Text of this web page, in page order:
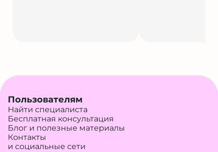
Пользователям
Найти специалиста
Бесплатная консультация
Блог и полезные материалы
Контакты
и социальные сети